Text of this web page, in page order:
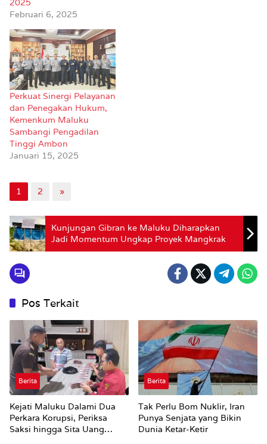
2025
Februari 6, 2025
Perkuat Sinergi Pelayanan
dan Penegakan Hukum,
Kemenkum Maluku
Sambangi Pengadilan
Tinggi Ambon
Januari 15, 2025
1 2 »
Kunjungan Gibran ke Maluku Diharapkan
Jadi Momentum Ungkap Proyek Mangkrak
Pos Terkait
Berita
Kejati Maluku Dalami Dua
Perkara Korupsi, Periksa
Saksi hingga Sita Uang
Berita
Tak Perlu Bom Nuklir, Iran
Punya Senjata yang Bikin
Dunia Ketar-Ketir